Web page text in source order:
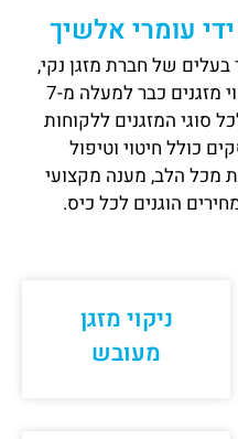
עומרי אלשיך
בעלים של חברת מזגן נקי,
מתמחה בניקוי מזגנים כבר למעלה מ-7
סוגי המזגנים ללקוחות
כולל חיטוי וטיפול
מכל הלב, מענה מקצועי
הוגנים לכל כיס.
ניקוי מזגן
מעובש